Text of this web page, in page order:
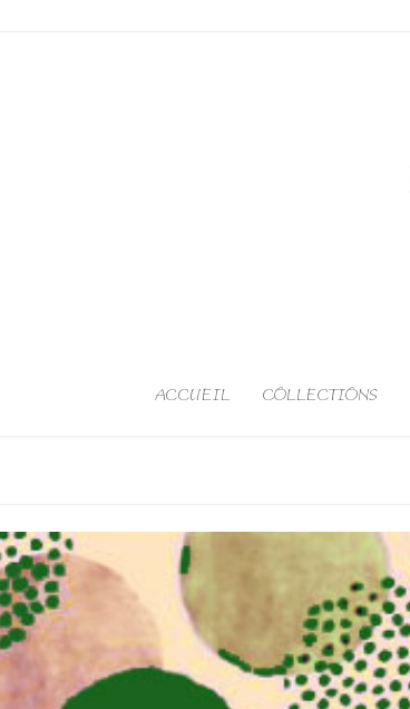
ACCUEIL COLLECTIONS